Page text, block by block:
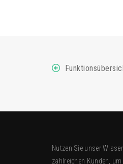
Nutzen Sie unser
zahlreichen Kunden,